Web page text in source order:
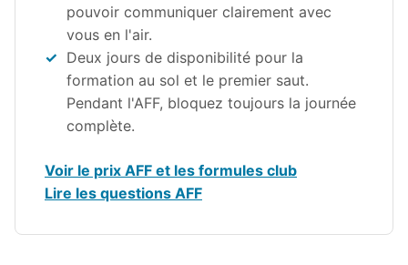
pouvoir communiquer clairement avec
vous en l'air.
Deux jours de disponibilité pour la
formation au sol et le premier saut.
Pendant l'AFF, bloquez toujours la journée
complète.
Voir le prix AFF et les formules club
Lire les questions AFF